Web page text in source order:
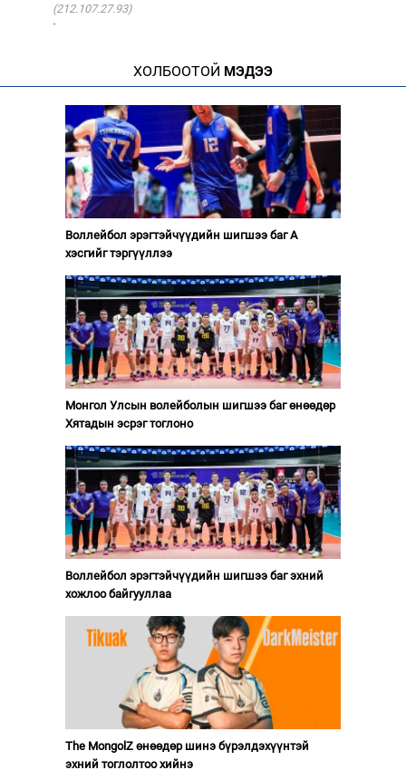
(212.107.27.93)
·
ХОЛБООТОЙ МЭДЭЭ
Воллейбол эрэгтэйчүүдийн шигшээ баг А
хэсгийг тэргүүллээ
Монгол Улсын волейболын шигшээ баг өнөөдөр
Хятадын эсрэг тоглоно
Воллейбол эрэгтэйчүүдийн шигшээ баг эхний
хожлоо байгууллаа
The MongolZ өнөөдөр шинэ бүрэлдэхүүнтэй
эхний тоглолтоо хийнэ